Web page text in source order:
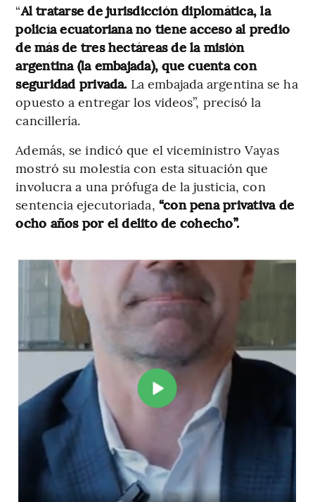
“Al tratarse de jurisdicción diplomática, la
policía ecuatoriana no tiene acceso al predio
de más de tres hectáreas de la misión
argentina (la embajada), que cuenta con
seguridad privada. La embajada argentina se ha
opuesto a entregar los videos”, precisó la
cancillería.
Además, se indicó que el viceministro Vayas
mostró su molestia con esta situación que
involucra a una prófuga de la justicia, con
sentencia ejecutoriada, “con pena privativa de
ocho años por el delito de cohecho”.